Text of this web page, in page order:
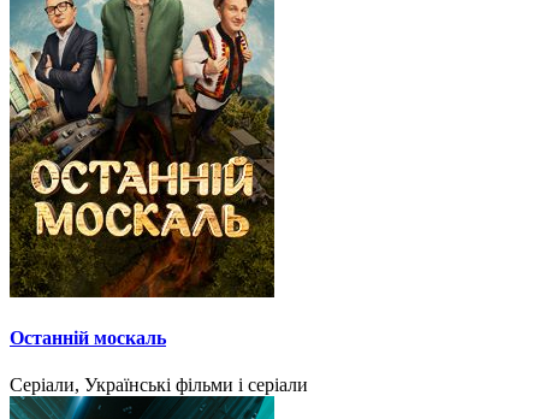
Останній москаль
Серіали, Українські фільми і серіали